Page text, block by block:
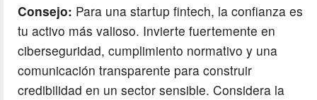
Consejo: Para una startup fintech, la confianza es
tu activo más valioso. Invierte fuertemente en
ciberseguridad, cumplimiento normativo y una
comunicación transparente para construir
credibilidad en un sector sensible. Considera la